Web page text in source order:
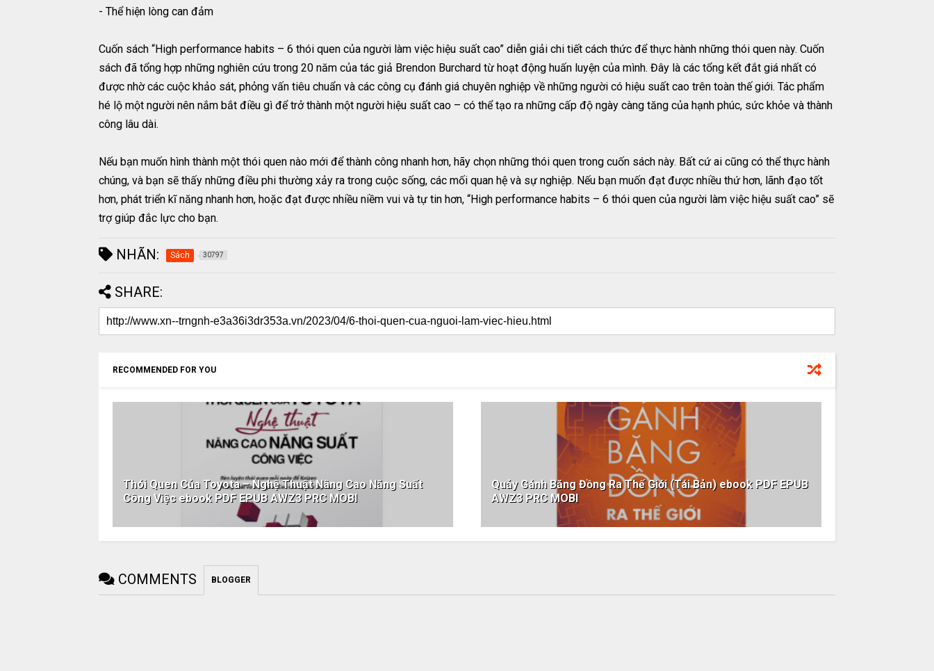
- Thể hiện lòng can đảm
Cuốn sách “High performance habits – 6 thói quen của người làm việc hiệu suất cao” diễn giải chi tiết cách thức để thực hành những thói quen này. Cuốn
sách đã tổng hợp những nghiên cứu trong 20 năm của tác giả Brendon Burchard từ hoạt động huấn luyện của mình. Đây là các tổng kết đắt giá nhất có
được nhờ các cuộc khảo sát, phỏng vấn tiêu chuẩn và các công cụ đánh giá chuyên nghiệp về những người có hiệu suất cao trên toàn thế giới. Tác phẩm
hé lộ một người nên nắm bắt điều gì để trở thành một người hiệu suất cao – có thể tạo ra những cấp độ ngày càng tăng của hạnh phúc, sức khỏe và thành
công lâu dài.
Nếu bạn muốn hình thành một thói quen nào mới để thành công nhanh hơn, hãy chọn những thói quen trong cuốn sách này. Bất cứ ai cũng có thể thực hành
chúng, và bạn sẽ thấy những điều phi thường xảy ra trong cuộc sống, các mối quan hệ và sự nghiệp. Nếu bạn muốn đạt được nhiều thứ hơn, lãnh đạo tốt
hơn, phát triển kĩ năng nhanh hơn, hoặc đạt được nhiều niềm vui và tự tin hơn, “High performance habits – 6 thói quen của người làm việc hiệu suất cao” sẽ
trợ giúp đắc lực cho bạn.
NHÃN: Sách 30797
SHARE:
RECOMMENDED FOR YOU
Thói Quen Của Toyota – Nghệ Thuật Nâng Cao Năng Suất
Công Việc ebook PDF EPUB AWZ3 PRC MOBI
Quảy Gánh Băng Đồng Ra Thế Giới (Tái Bản) ebook PDF EPUB
AWZ3 PRC MOBI
COMMENTS BLOGGER